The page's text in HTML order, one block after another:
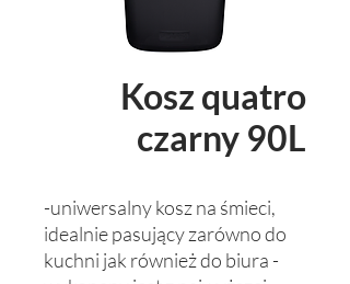
Kosz quatro
czarny 90L
-uniwersalny kosz na śmieci,
idealnie pasujący zarówno do
kuchni jak również do biura -